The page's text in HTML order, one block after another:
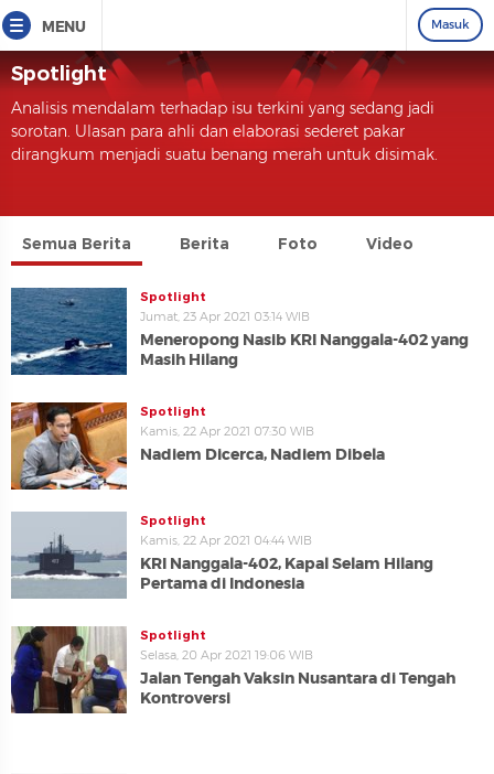
MENU Masuk
Spotlight
Analisis mendalam terhadap isu terkini yang sedang jadi
sorotan. Ulasan para ahli dan elaborasi sederet pakar
dirangkum menjadi suatu benang merah untuk disimak.
Semua Berita Berita Foto Video
Spotlight
Jumat, 23 Apr 2021 03:14 WIB
Meneropong Nasib KRI Nanggala-402 yang
Masih Hilang
Spotlight
Kamis, 22 Apr 2021 07:30 WIB
Nadiem Dicerca, Nadiem Dibela
Spotlight
Kamis, 22 Apr 2021 04:44 WIB
KRI Nanggala-402, Kapal Selam Hilang
Pertama di Indonesia
Spotlight
Selasa, 20 Apr 2021 19:06 WIB
Jalan Tengah Vaksin Nusantara di Tengah
Kontroversi